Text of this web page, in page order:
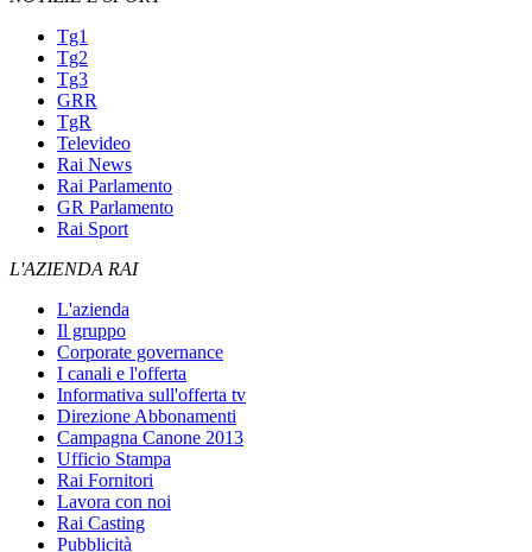
Tg1
Tg2
Tg3
GRR
TgR
Televideo
Rai News
Rai Parlamento
GR Parlamento
Rai Sport
L'AZIENDA RAI
L'azienda
Il gruppo
Corporate governance
I canali e l'offerta
Informativa sull'offerta tv
Direzione Abbonamenti
Campagna Canone 2013
Ufficio Stampa
Rai Fornitori
Lavora con noi
Rai Casting
Pubblicità